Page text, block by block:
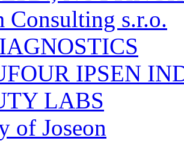
Consulting s.r.o.
IPSEN
LABS
of Joseon